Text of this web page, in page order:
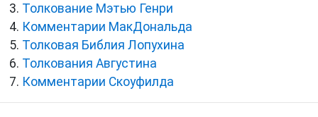
Толкование Мэтью Генри
Комментарии МакДональда
Толковая Библия Лопухина
Толкования Августина
Комментарии Скоуфилда